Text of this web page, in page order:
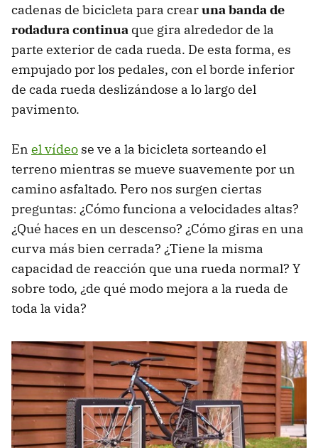
cadenas de bicicleta para crearuna banda de
rodadura continua que gira alrededor de la
parte exterior de cada rueda. De esta forma, es
empujado por los pedales, con el borde inferior
de cada rueda deslizándose a lo largo del
pavimento.
En el vídeo se ve a la bicicleta sorteando el
terreno mientras se mueve suavemente por un
camino asfaltado. Pero nos surgen ciertas
preguntas: ¿Cómo funciona a velocidades altas?
¿Qué haces en un descenso? ¿Cómo giras en una
curva más bien cerrada? ¿Tiene la misma
capacidad de reacción que una rueda normal? Y
sobre todo, ¿de qué modo mejora a la rueda de
toda la vida?